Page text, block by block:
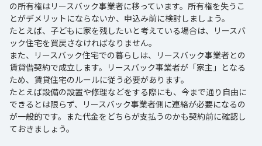
の所有権はリースバック事業者に移っています。所有権を失うこ
とがデメリットにならないか、申込み前に検討しましょう。
たとえば、子どもに家を残したいと考えている場合は、リースバ
ック住宅を買戻さなければなりません。
また、リースバック住宅での暮らしは、リースバック事業者との
賃貸借契約で成立します。リースバック事業者が「家主」となる
ため、賃貸住宅のルールに従う必要があります。
たとえば設備の設置や修理などをする際にも、今まで通り自由に
できるとは限らず、リースバック事業者側に連絡が必要になるの
が一般的です。また代金をどちらが支払うのかも契約前に確認し
ておきましょう。